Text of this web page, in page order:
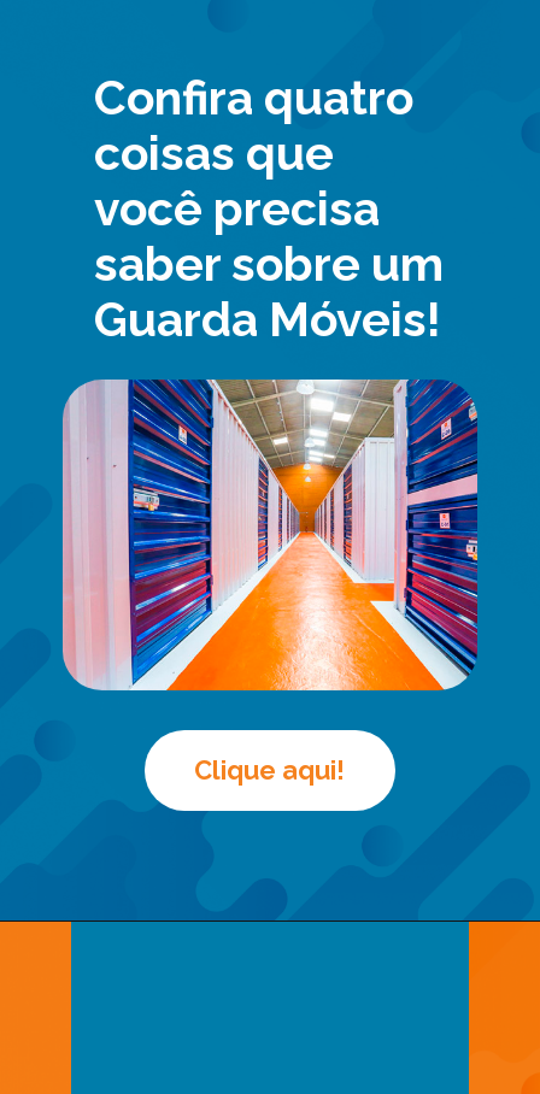
Confira quatro
coisas que
você precisa
saber sobre um
Guarda Móveis!
Clique aqui!